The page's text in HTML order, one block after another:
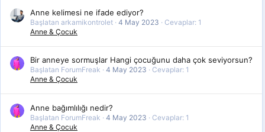
Anne kelimesi ne ifade ediyor?
Başlatan arkamikontrolet 4 May 2023
Cevaplar: 1
Anne & Çocuk
Bir anneye sormuşlar Hangi çocuğunu daha çok seviyorsun?
Başlatan ForumFreak 4 May 2023
Cevaplar: 1
Anne & Çocuk
Anne bağımlılığı nedir?
Başlatan ForumFreak 4 May 2023
Cevaplar: 1
Anne & Çocuk